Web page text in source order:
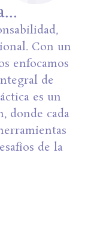
Con un
enfocamos
de
es un
donde cada
de la